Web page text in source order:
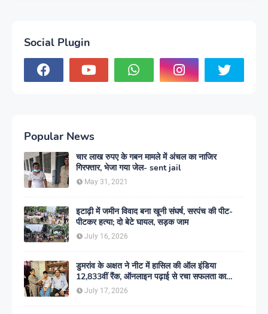
Social Plugin
Popular News
चार लाख रुपए के गबन मामले में अंचल का नाजिर
गिरफ्तार, भेजा गया जेल- sent jail
May 31, 2021
इटाढ़ी में जमीन विवाद बना खूनी संघर्ष, सरपंच की पीट-
पीटकर हत्या; दो बेटे घायल, सड़क जाम
July 16, 2026
डुमरांव के अक्षत ने नीट में हासिल की ऑल इंडिया
12,833वीं रैंक, ऑनलाइन पढ़ाई से रचा सफलता का
इतिहास
July 17, 2026